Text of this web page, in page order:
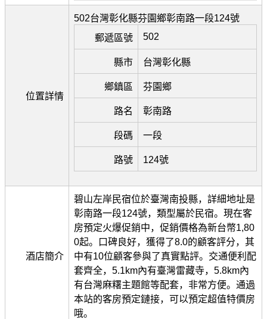
位置詳情
502台灣彰化縣芬園鄉彰南路一段124號
郵遞區號
502
縣市 台灣彰化縣
鄉鎮區 芬園鄉
路名 彰南路
段碼 一段
路號 124號
酒店簡介
碧山左岸民宿位於臺灣南投縣，詳細地址是
彰南路一段124號，類型屬於民宿。現在客
房預定火爆促銷中，促銷價格為新台幣1,80
0起。口碑良好，獲得了8.0的顧客評分，其
中有10位顧客參與了真實點評。交通便利配
套齊全，5.1km內有臺灣雷藏寺，5.8km內
有台灣麻糬主題館等配套，非常方便。通過
本站的客房預定鏈接，可以預定超值特價房
哦。